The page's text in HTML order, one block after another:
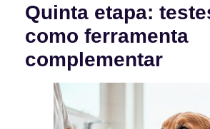
Quinta etapa:
como ferramenta
complementar